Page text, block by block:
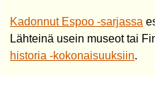
Kadonnut Espoo -sarjassa
Lähteinä usein museot tai
historia -kokonaisuuksiin.